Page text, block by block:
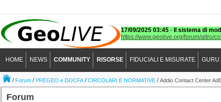
17/09/2025 03:45 -
Il sistema di
https://www.geolive.org/forum/altro/
HOME NEWS COMMUNITY RISORSE FIDUCIALI E MISURATE GURU
/Forum /PREGEO e DOCFA/CIRCOLARI E NORMATIVE /Addio Contact Center
Forum